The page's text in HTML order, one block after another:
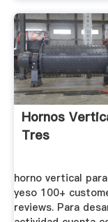
Hornos
Tres
horno vertical
yeso 100+
reviews. Para